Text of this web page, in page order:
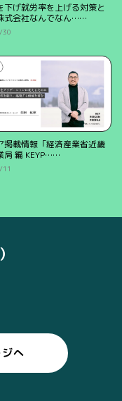
下げ就労率を上げる対策と
式会社なんでなん……
30
掲載情報「経済産業省近畿
局 編 KEYP……
へ